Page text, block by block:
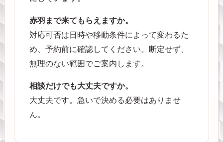
赤羽まで来てもらえますか。
対応可否は日時や移動条件によって変わるた
め、予約前に確認してください。断定せず、
無理のない範囲でご案内します。
相談だけでも大丈夫ですか。
大丈夫です。急いで決める必要はありませ
ん。